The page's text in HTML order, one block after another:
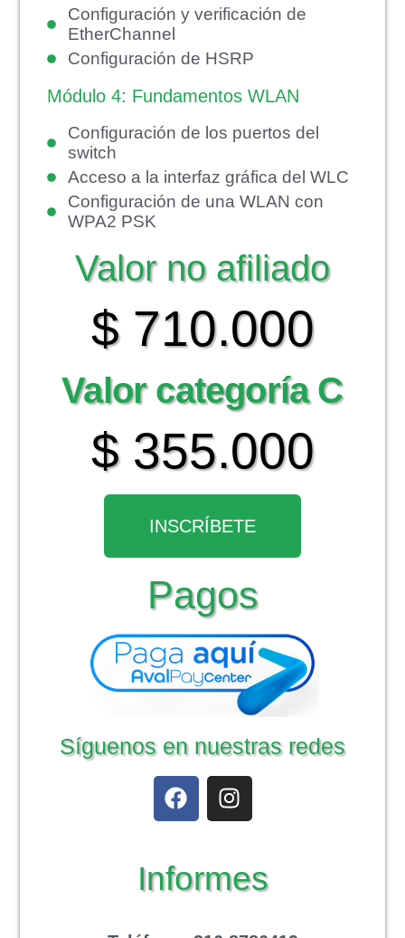
Configuración y verificación de
EtherChannel
Configuración de HSRP
Módulo 4: Fundamentos WLAN
Configuración de los puertos del
switch
Acceso a la interfaz gráfica del WLC
Configuración de una WLAN con
WPA2 PSK
Valor no afiliado
$ 710.000
Valor categoría C
$ 355.000
INSCRÍBETE
Pagos
Síguenos en nuestras redes
Informes